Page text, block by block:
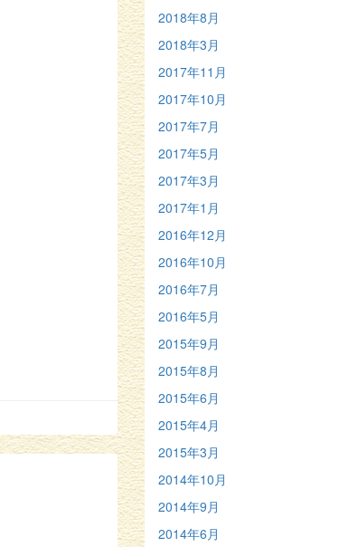
2018年8月
2018年3月
2017年11月
2017年10月
2017年7月
2017年5月
2017年3月
2017年1月
2016年12月
2016年10月
2016年7月
2016年5月
2015年9月
2015年8月
2015年6月
2015年4月
2015年3月
2014年10月
2014年9月
2014年6月